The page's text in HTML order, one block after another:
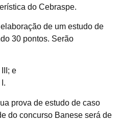
do Cebraspe.
de um estudo de
30 pontos. Serão
e
prova de estudo de caso
do concurso Banese será de